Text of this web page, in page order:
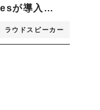
が導入…
ラウドスピーカー